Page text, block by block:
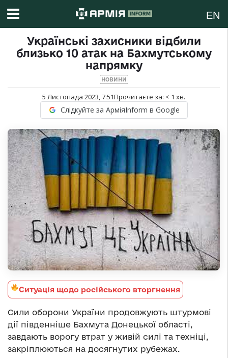
EN
Українські захисники відбили
близько 10 атак на Бахмутському
напрямку
НОВИНИ
5 Листопада 2023, 7:51Прочитаєте за: < 1 хв.
Слідкуйте за АрміяInform в Google
Ситуація щодо російського вторгнення
Сили оборони України продовжують штурмові
дії південніше Бахмута Донецької області,
завдають ворогу втрат у живій силі та техніці,
закріплюються на досягнутих рубежах.